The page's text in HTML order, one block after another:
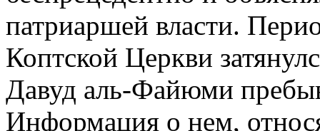
патриаршей власти.
Коптской Церкви
Давуд аль-Файюми
Информация о нем,